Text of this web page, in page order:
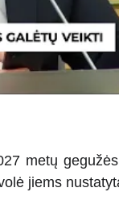
metų
jiems